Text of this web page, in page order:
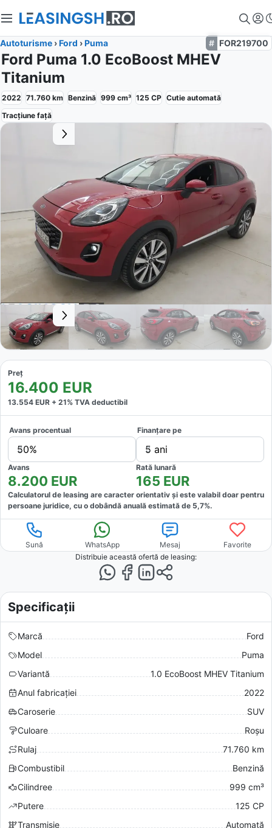
Autoturisme ›Ford ›Puma FOR219700
Ford Puma 1.0 EcoBoost MHEV
Titanium
2022 71.760 km Benzină 999 cm³ 125 CP Cutie automată
Tracțiune față
Preț
16.400 EUR
13.554 EUR + 21% TVA deductibil
Avans procentual
50%
Finanțare pe
5 ani
Avans
8.200 EUR
Rată lunară
165 EUR
Calculatorul de leasing are caracter orientativ și este valabil doar pentru
persoane juridice, cu o dobândă anuală estimată de 5,7%.
Sună WhatsApp Mesaj
Favorite
Distribuie această ofertă de leasing:
Specificații
Marcă
Ford
Model
Puma
Variantă
1.0 EcoBoost MHEV Titanium
Anul fabricației
2022
Caroserie
SUV
Culoare
Roșu
Rulaj
71.760 km
Combustibil
Benzină
Cilindree
999 cm³
Putere
125 CP
Transmisie
Automată